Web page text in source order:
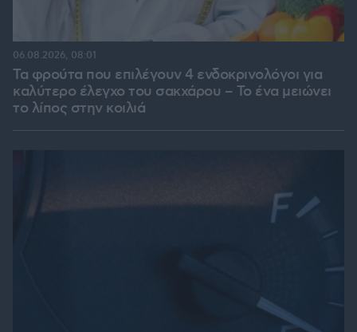
Τα φρούτα που επιλέγουν 4 ενδοκρινολόγοι για
καλύτερο έλεγχο του σακχάρου – Το ένα μειώνει
το λίπος στην κοιλιά
06.08.2026, 08:01